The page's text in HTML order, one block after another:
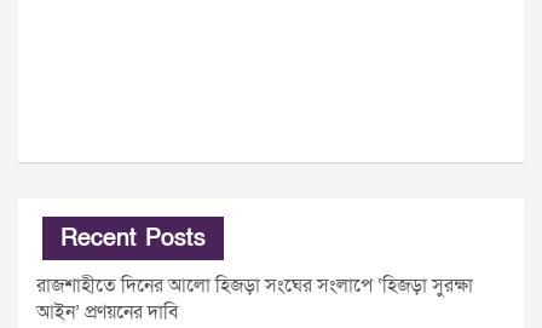
Recent Posts
রাজশাহীতে দিনের আলো হিজড়া সংঘের সংলাপে ‘হিজড়া সুরক্ষা
আইন’ প্রণয়নের দাবি